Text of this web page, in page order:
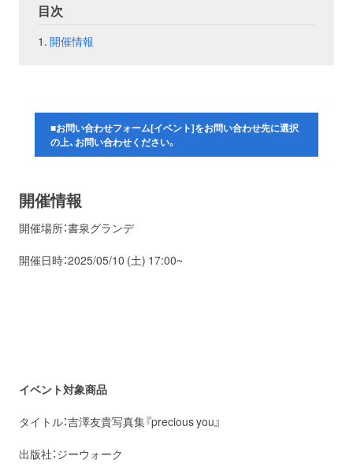
目次
開催情報
■お問い合わせフォーム[イベント]をお問い合わせ先に選択
の上、お問い合わせください。
開催情報
開催場所：書泉グランデ
開催日時：2025/05/10 (土) 17:00~
イベント対象商品
タイトル：吉澤友貴写真集『precious you』
出版社：ジーウォーク